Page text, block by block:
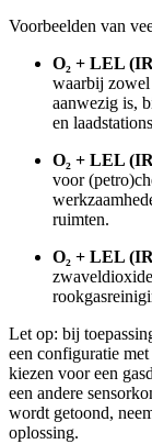
Voorbeelden van
O₂ + LEL
waarbij zowel
aanwezig is,
en
O₂ + LEL
voor
ruimten.
O₂ + LEL
Let op: bij
een configuratie
kiezen voor een
een andere
wordt getoond,
oplossing.